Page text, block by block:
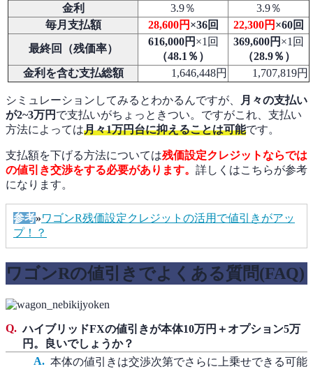
金利
3.9％
3.9％
毎月支払額
28,600円 ×36回 22,300円 ×60回
最終回（残価率）
616,000円 ×1回
（48.1 ％）
369,600円 ×1回
（28.9％）
金利を含む支払総額
1,646,448円 1,707,819円
シミュレーションしてみるとわかるんですが、
月々の支払い
が2~3万円 で支払いがちょっときつい。ですがこれ、支払い
方法によっては月々1万円台に抑えることは可能です。
支払額を下げる方法については残価設定クレジットならでは
の値引き交渉をする必要があります。 詳しくはこちらが参考
になります。
参考»ワゴンR残価設定クレジットの活用で値引きがアッ
プ！？
ワゴンRの値引きでよくある質問(FAQ)
ハイブリッドFXの値引きが本体10万円＋オプション5万
円。良いでしょうか？
本体の値引きは交渉次第でさらに上乗せできる可能